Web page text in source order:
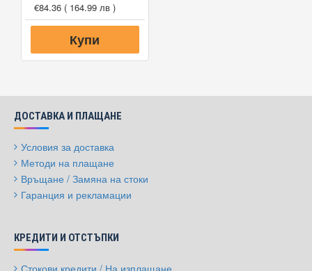
€84.36 ( 164.99 лв )
Купи
ДОСТАВКА И ПЛАЩАНЕ
Условия за доставка
Методи на плащане
Връщане / Замяна на стоки
Гаранция и рекламации
КРЕДИТИ И ОТСТЪПКИ
Стокови кредити / На изплащане